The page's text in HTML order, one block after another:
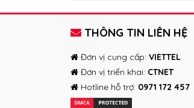
THÔNG TIN LIÊN HỆ
Đơn vị cung cấp: VIETTEL
Đơn vị triển khai: CTNET
Hotline hỗ trợ: 0971 172 457